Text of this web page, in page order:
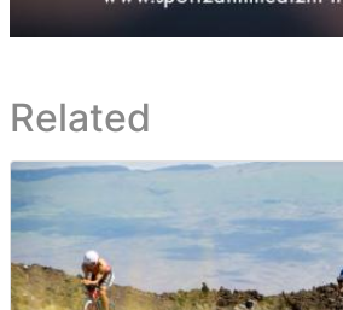
Related